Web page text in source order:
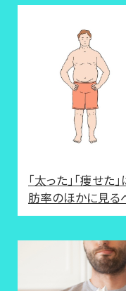
「太った」「痩せた
肪率のほかに見る